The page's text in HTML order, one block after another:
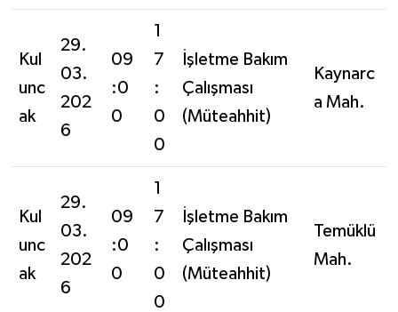
Kul
unc
ak
29.
03.
202
6
09
:0
0
1
7
:
0
0
İşletme Bakım
Çalışması
(Müteahhit)
Kaynarc
a Mah.
Kul
unc
ak
29.
03.
202
6
09
:0
0
1
7
:
0
0
İşletme Bakım
Çalışması
(Müteahhit)
Temüklü
Mah.